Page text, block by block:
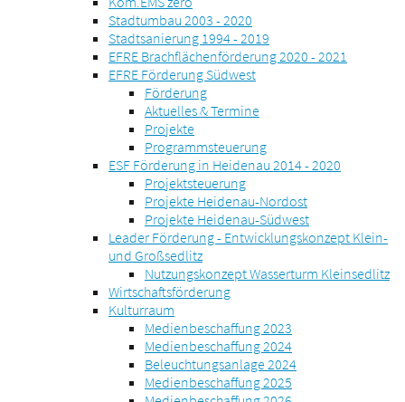
Stadtumbau 2003 - 2020
Stadtsanierung 1994 - 2019
EFRE Brachflächenförderung 2020 - 2021
EFRE Förderung Südwest
Förderung
Aktuelles & Termine
Projekte
Programmsteuerung
ESF Förderung in Heidenau 2014 - 2020
Projektsteuerung
Projekte Heidenau-Nordost
Projekte Heidenau-Südwest
Leader Förderung - Entwicklungskonzept Klein-
und Großsedlitz
Nutzungskonzept Wasserturm Kleinsedlitz
Wirtschaftsförderung
Kulturraum
Medienbeschaffung 2023
Medienbeschaffung 2024
Beleuchtungsanlage 2024
Medienbeschaffung 2025